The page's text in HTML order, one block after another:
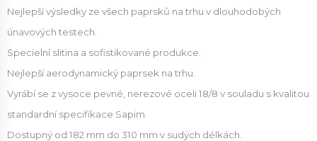
Nejlepší výsledky ze všech paprsků na trhu v dlouhodobých
únavových testech.
Specielní slitina a sofistikované produkce.
Nejlepší aerodynamický paprsek na trhu.
Vyrábí se z vysoce pevné, nerezové oceli 18/8 v souladu s kvalitou
standardní specifikace Sapim.
Dostupný od 182 mm do 310 mm v sudých délkách.